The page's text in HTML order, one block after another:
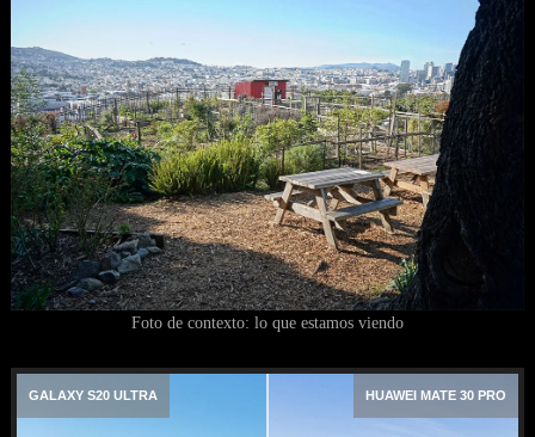
Foto de contexto: lo que estamos viendo
GALAXY S20 ULTRA HUAWEI MATE 30 PRO